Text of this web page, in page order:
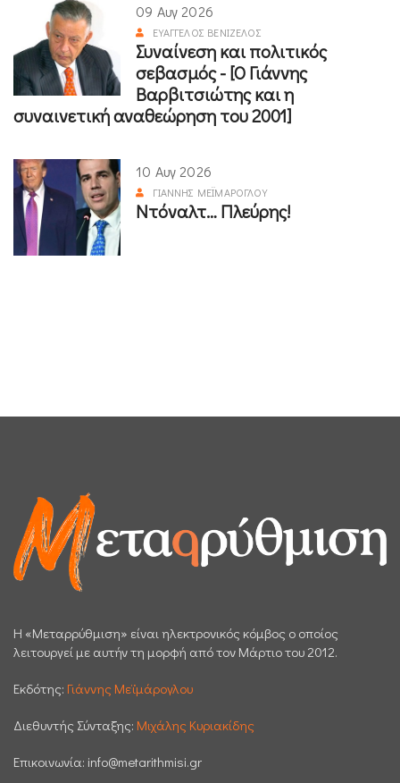
09 Αυγ 2026
ΕΥΆΓΓΕΛΟΣ ΒΕΝΙΖΈΛΟΣ
Συναίνεση και πολιτικός
σεβασμός - [Ο Γιάννης
Βαρβιτσιώτης και η
συναινετική αναθεώρηση του 2001]
10 Αυγ 2026
ΓΙΆΝΝΗΣ ΜΕΪΜΆΡΟΓΛΟΥ
Ντόναλτ… Πλεύρης!
H «Μεταρρύθμιση» είναι ηλεκτρονικός κόμβος ο οποίος
λειτουργεί με αυτήν τη μορφή από τον Μάρτιο του 2012.
Εκδότης: Γιάννης Μεϊμάρογλου
Διεθυντής Σύνταξης: Μιχάλης Κυριακίδης
Επικοινωνία: info@metarithmisi.gr